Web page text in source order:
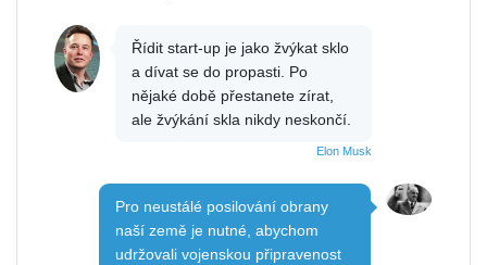
Řídit start-up je jako žvýkat sklo
a dívat se do propasti. Po
nějaké době přestanete zírat,
ale žvýkání skla nikdy neskončí.
Elon Musk
Pro neustálé posilování obrany
naší země je nutné, abychom
udržovali vojenskou připravenost